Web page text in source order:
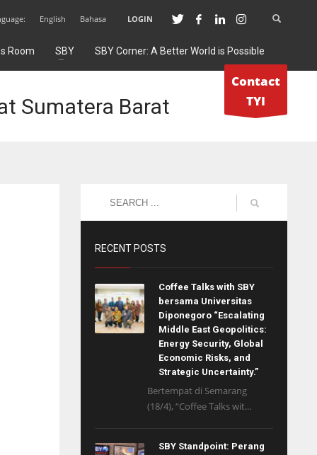
English Bahasa LOGIN
Room SBY SBY Corner: A Better World is Possible
Contact
TYI
Sumatera Barat
RECENT POSTS
Coffee Talks with SBY
bersama Universitas
Diponegoro “Escalating
Middle East Geopolitics:
Energy Security, Global
Economic Risks, and
Strategic Uncertainty.”
Bertempat di Semarang
(18/4), “Coffee Talks wit...
SBY Standpoint: Perang